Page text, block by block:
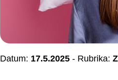
Datum: 17.5.2025- Rubrika: